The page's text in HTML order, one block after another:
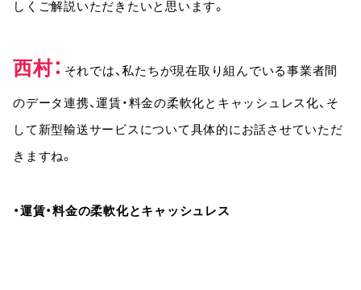
しくご解説いただきたいと思います。
西村 それでは、私たちが現在取り組んでいる事業者間
のデータ連携、運賃・料金の柔軟化とキャッシュレス化、そ
して新型輸送サービスについて具体的にお話させていただ
きますね。
・運賃・料金の柔軟化とキャッシュレス